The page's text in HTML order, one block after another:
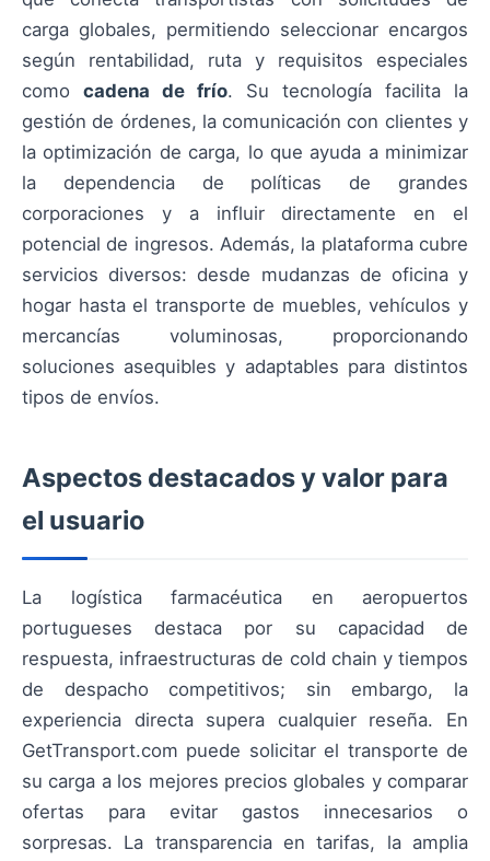
carga globales, permitiendo seleccionar encargos
según rentabilidad, ruta y requisitos especiales
como cadena de frío. Su tecnología facilita la
gestión de órdenes, la comunicación con clientes y
la optimización de carga, lo que ayuda a minimizar
la dependencia de políticas de grandes
corporaciones y a influir directamente en el
potencial de ingresos. Además, la plataforma cubre
servicios diversos: desde mudanzas de oficina y
hogar hasta el transporte de muebles, vehículos y
mercancías voluminosas, proporcionando
soluciones asequibles y adaptables para distintos
tipos de envíos.
Aspectos destacados y valor para
el usuario
La logística farmacéutica en aeropuertos
portugueses destaca por su capacidad de
respuesta, infraestructuras de cold chain y tiempos
de despacho competitivos; sin embargo, la
experiencia directa supera cualquier reseña. En
GetTransport.com puede solicitar el transporte de
su carga a los mejores precios globales y comparar
ofertas para evitar gastos innecesarios o
sorpresas. La transparencia en tarifas, la amplia